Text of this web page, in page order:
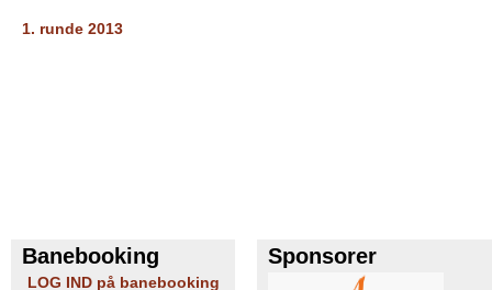
1. runde 2013
Banebooking
LOG IND på banebooking
Sponsorer